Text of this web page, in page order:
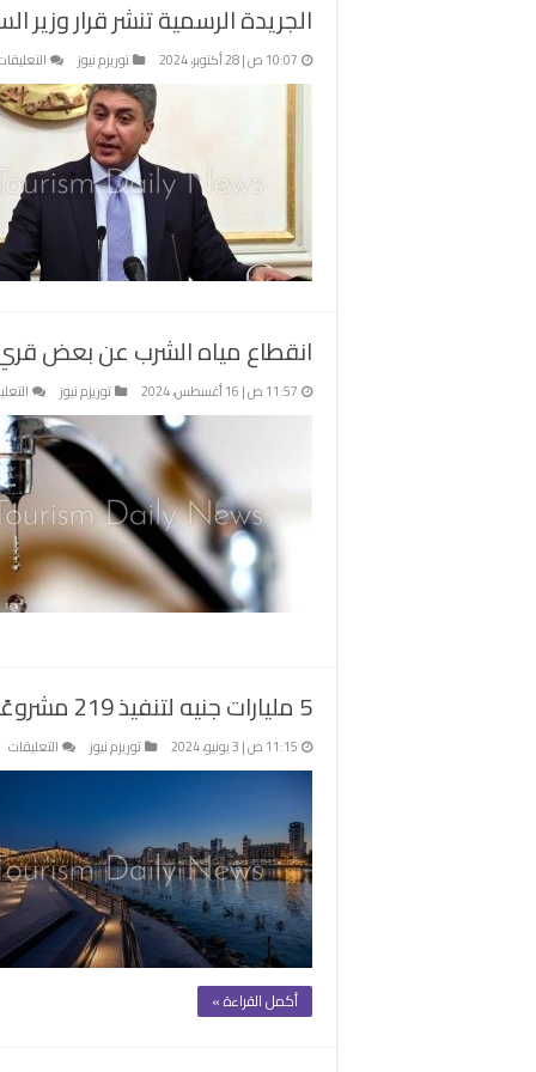
الجريدة الرسمية تنشر قرار وزير السياحة بتعيين 6
10:07 ص | 28 أكتوبر، 2024 توريزم نيوز
انقطاع مياه الشرب عن بعض
11:57 ص | 16 أغسطس، 2024 توريزم نيوز
5 مليارات جنيه لتنفيذ 219 مشروعًا تنمويًا بمحافظة دمياط في خطة 23/2024
11:15 ص | 3 يونيو، 2024 توريزم نيوز التعليقات
5
أكمل القراءة »